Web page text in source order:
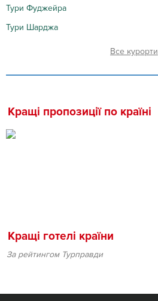
Тури Фуджейра
Тури Шарджа
курорти
Кращі пропозиції по країні
Кращі готелі країни
За рейтингом Турправди